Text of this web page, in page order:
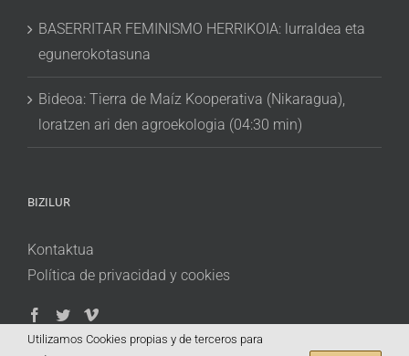
BASERRITAR FEMINISMO HERRIKOIA: lurraldea eta
egunerokotasuna
Bideoa: Tierra de Maíz Kooperativa (Nikaragua),
loratzen ari den agroekologia (04:30 min)
BIZILUR
Kontaktua
Política de privacidad y cookies
Utilizamos Cookies propias y de terceros para